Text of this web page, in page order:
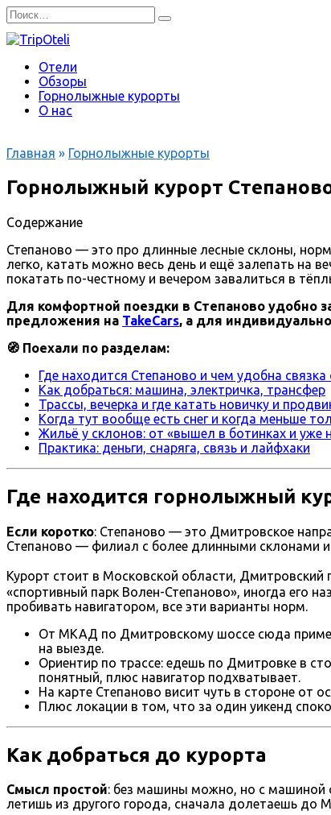
Перейти
к
содержанию
Search
for:
Отели
Обзоры
Горнолыжные курорты
О нас
Главная » Горнолыжные курорты
Горнолыжный курорт
Содержание
Степаново — это про длинные лесные склоны,
легко, катать можно весь день и ещё залепать на
покатать по-честному и вечером завалиться в
Для комфортной поездки в Степаново удобно
предложения на TakeCars, а для
🧭 Поехали по разделам:
Где находится Степаново и чем удобна
Как добраться: машина, электричка, трансфер
Трассы, вечерка и где катать новичку и
Когда тут вообще есть снег и когда меньше
Жильё у склонов: от «вышел в ботинках и уже
Практика: деньги, снаряга, связь и лайфхаки
Где находится горнолыжный
Если коротко: Степаново — это Дмитровское
Степаново — филиал с более длинными склонами
Курорт стоит в Московской области,
«спортивный парк Волен-Степаново», иногда его
пробивать навигатором, все эти варианты норм.
От МКАД по Дмитровскому шоссе сюда
на выезде.
Ориентир по трассе: едешь по Дмитровке в
понятный, плюс навигатор подхватывает.
На карте Степаново висит чуть в стороне от
Плюс локации в том, что за один уикенд
Как добраться до курорта
Смысл простой: без машины можно, но с машиной
летишь из другого города, сначала долетаешь до